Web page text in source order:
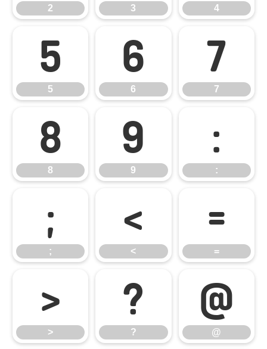
2 3 4
5
5
6
6
7
7
8
8
9
9
:
:
;
;
<
<
=
=
>
>
?
?
@
@